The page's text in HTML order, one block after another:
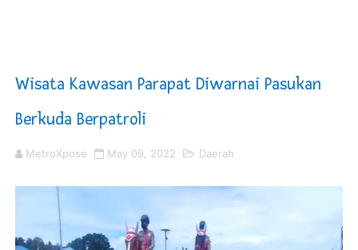
Kurve Kecamatan Medan Tembung Antisipasi Banjir
Optimalkan Efisiensi Anggaran, Bupati Taput JTP
PT ASDP Cabang Ambon Siap Dukung Program Bank
Wisata Kawasan Parapat Diwarnai Pasukan
Berkuda Berpatroli
MetroXpose May 09, 2022 Daerah